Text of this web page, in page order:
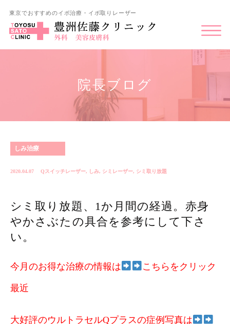
東京でおすすめのイボ治療・イボ取りレーザー
院長ブログ
しみ治療
2020.04.07 Qスイッチレーザー, しみ, シミレーザー, シミ取り放題
シミ取り放題、1か月間の経過。赤身
やかさぶたの具合を参考にして下さ
い。
今月のお得な治療の情報は こちらをクリック
最近
大好評のウルトラセルQプラスの症例写真は